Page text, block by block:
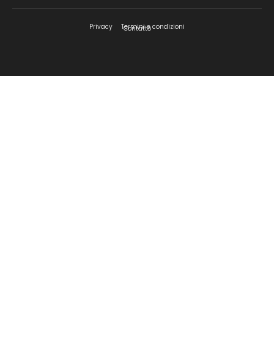
Privacy Termini e condizioni
Contatto